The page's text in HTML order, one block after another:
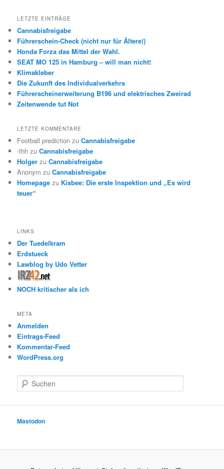
LETZTE EINTRÄGE
Cannabisfreigabe
Führerschein-Check (nicht nur für Ältere!)
Honda Forza das Mittel der Wahl.
SEAT MO 125 in Hamburg – will man nicht!
Klimakleber
Die Zukunft des Individualverkehrs
Führerscheinerweiterung B196 und elektrisches Zweirad
Zeitenwende tut Not
LETZTE KOMMENTARE
Football prediction zuCannabisfreigabe
-thh zuCannabisfreigabe
Holger zuCannabisfreigabe
Anonym zuCannabisfreigabe
Homepage zu Kisbee: Die erste Inspektion und „Es wird
teuer“
LINKS
Der Tuedelkram
Erdstueck
Lawblog by Udo Vetter
NOCH kritischer als ich
META
Anmelden
Eintrags-Feed
Kommentar-Feed
WordPress.org
u
e
Mastodon